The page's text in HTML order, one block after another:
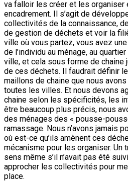
va falloir les créer et les organiser
encadrement. Il s’agit de
collectivités de la connaissance,
de gestion de déchets et voir la
ville où vous partez, vous avez
de l’individu au ménage, au
ville, et cela sous forme de chaine
de ces déchets. Il faudrait définir
maillons de chaine que nous
toutes les villes. Et nous devons
chaine selon les spécificités, les
être beaucoup plus précis, nous
des ménages des « pousse-
ramassage. Nous n’avons jamais
où est-ce qu’ils amènent ces
mécanisme pour les organiser. Un
sens même s’il n’avait pas été
approcher les collectivités pour
place.